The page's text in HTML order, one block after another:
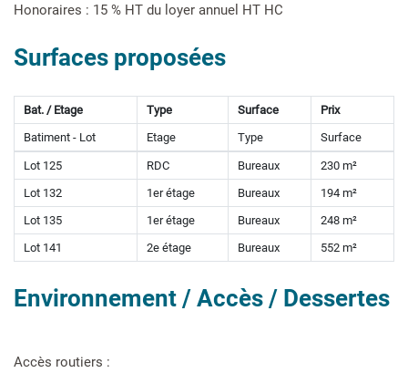
Honoraires : 15 % HT du loyer annuel HT HC
Surfaces proposées
Bat. / Etage Type Surface
Prix
Batiment - Lot
Etage Type Surface
Lot 125 RDC Bureaux
230 m²
Lot 132
1er étage Bureaux
194 m²
Lot 135
1er étage Bureaux
248 m²
Lot 141
2e étage Bureaux 552 m²
Environnement / Accès / Dessertes
Accès routiers :